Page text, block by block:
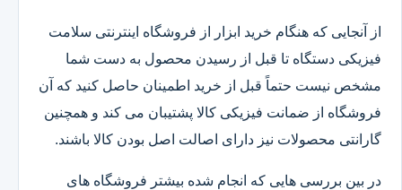
از آنجایی که هنگام خرید ابزار از فروشگاه اینترنتی سلامت
فیزیکی دستگاه تا قبل از رسیدن محصول به دست شما
مشخص نیست حتماً قبل از خرید اطمینان حاصل کنید که آن
فروشگاه از ضمانت فیزیکی کالا پشتیبان می کند و همچنین
گارانتی محصولات نیز دارای اصالت اصل بودن کالا باشند.
در بین بررسی هایی که انجام شده بیشتر فروشگاه های